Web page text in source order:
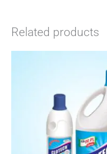
Related products